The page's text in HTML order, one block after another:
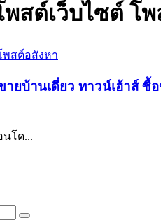
พสต์เว็บไซต์ โ
พสต์อสังหา
ายบ้านเดี่ยว ทาวน์เฮ้าส์ ซื้
นโด...